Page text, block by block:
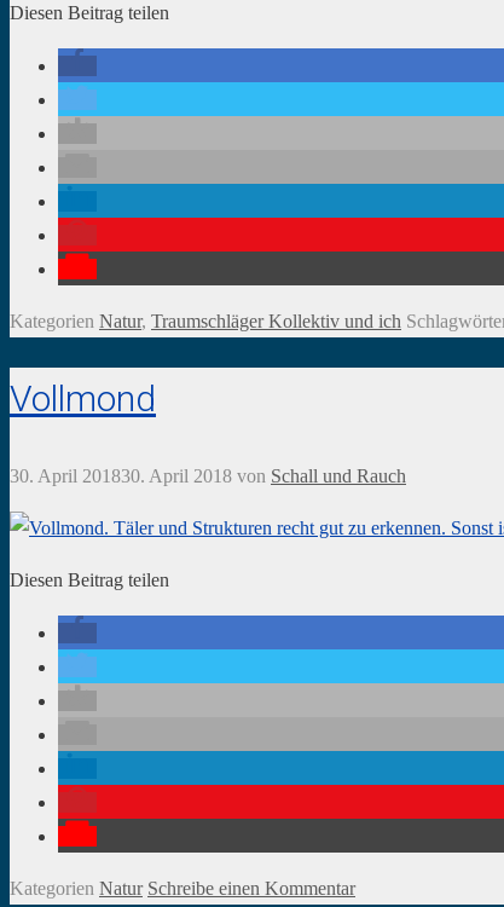
Diesen Beitrag teilen
Kategorien Natur, Traumschläger Kollektiv und ich
Vollmond
30. April 201830. April 2018 von Schall und Rauch
Diesen Beitrag teilen
Kategorien Natur Schreibe einen Kommentar